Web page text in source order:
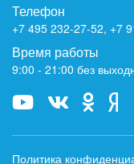
Телефон
+7 495 232-27-52, +7
Время работы
9:00 - 21:00 без
Политика